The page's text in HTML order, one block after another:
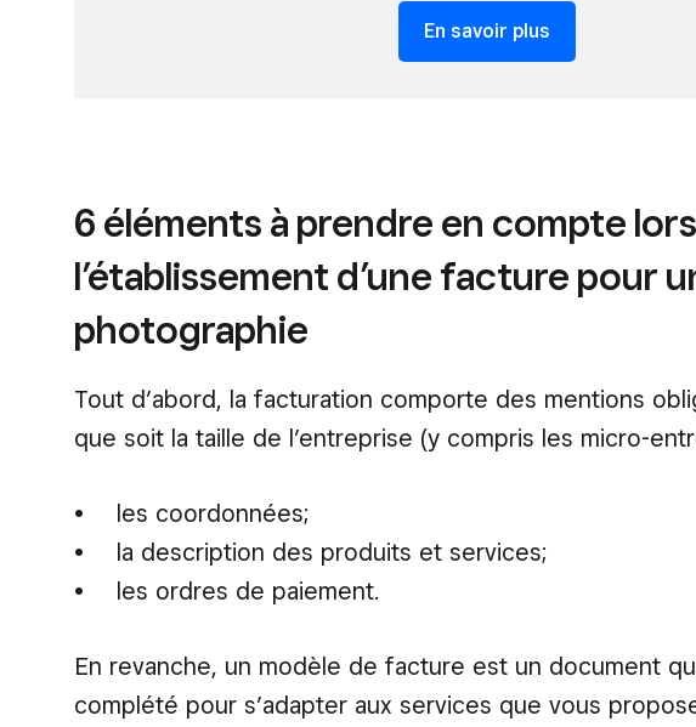
En savoir plus
6 éléments à prendre en compte
l’établissement d’une facture pour
photographie
Tout d’abord, la facturation comporte des mentions
que soit la taille de l’entreprise (y compris les micro-
les coordonnées;
la description des produits et services;
les ordres de paiement.
En revanche, un modèle de facture est un document
complété pour s’adapter aux services que vous